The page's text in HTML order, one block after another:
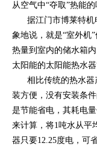
从空气中“夺取”热能的
据江门市博莱特
象地说，就是“室外机
热量到室内的储水箱
太阳能的太阳能热水
相比传统的热水
装方便，没有安装条
是节能省电，其耗电
来计算，将1吨水从平
器只要12.25度电，可